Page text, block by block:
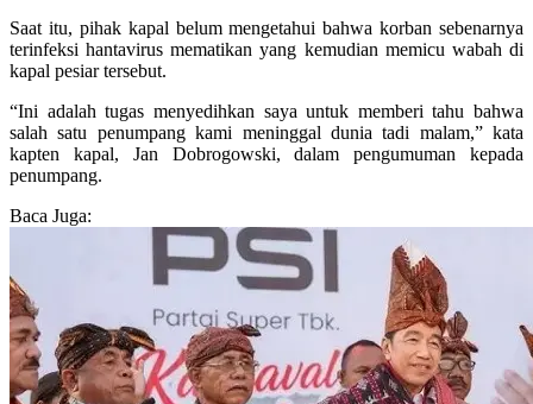
Saat itu, pihak kapal belum mengetahui bahwa korban sebenarnya
terinfeksi hantavirus mematikan yang kemudian memicu wabah di
kapal pesiar tersebut.
“Ini adalah tugas menyedihkan saya untuk memberi tahu bahwa
salah satu penumpang kami meninggal dunia tadi malam,” kata
kapten kapal, Jan Dobrogowski, dalam pengumuman kepada
penumpang.
Baca Juga: